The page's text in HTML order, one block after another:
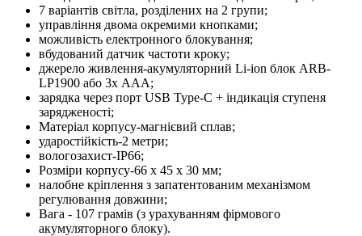
7 варіантів світла, розділених на 2 групи;
управління двома окремими кнопками;
можливість електронного блокування;
вбудований датчик частоти кроку;
джерело живлення-акумуляторний Li-ion блок ARB-
LP1900 або 3х ААА;
зарядка через порт USB Type-C + індикація ступеня
зарядженості;
Матеріал корпусу-магнієвий сплав;
ударостійкість-2 метри;
вологозахист-IP66;
Розміри корпусу-66 х 45 х 30 мм;
налобне кріплення з запатентованим механізмом
регулювання довжини;
Вага - 107 грамів (з урахуванням фірмового
акумуляторного блоку).